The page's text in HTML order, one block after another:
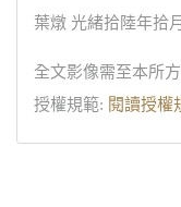
葉燉 光緒拾陸年拾
全文影像需至本所
授權規範: 閱讀授權